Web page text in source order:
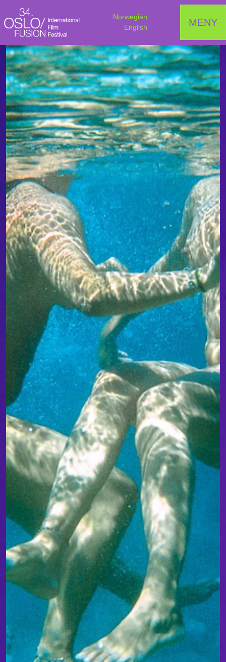
Norwegian
English
MENY